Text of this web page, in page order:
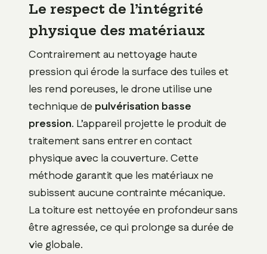
Le respect de l’intégrité
physique des matériaux
Contrairement au nettoyage haute
pression qui érode la surface des tuiles et
les rend poreuses, le drone utilise une
technique depulvérisation basse
pression. L’appareil projette le produit de
traitement sans entrer en contact
physique avec la couverture. Cette
méthode garantit que les matériaux ne
subissent aucune contrainte mécanique.
La toiture est nettoyée en profondeur sans
être agressée, ce qui prolonge sa durée de
vie globale.